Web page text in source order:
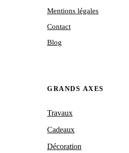
Mentions légales
Contact
Blog
GRANDS AXES
Travaux
Cadeaux
Décoration